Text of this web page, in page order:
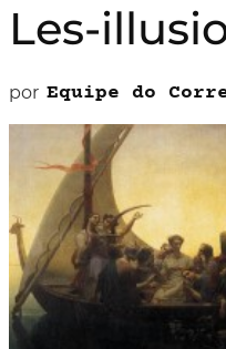
Les-
por Equipe do